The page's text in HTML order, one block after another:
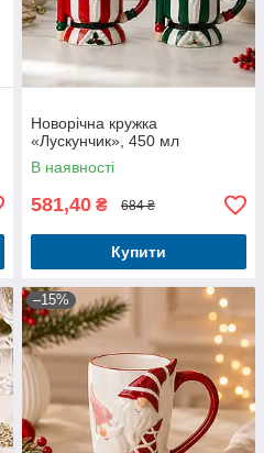
Новорічна кружка
«Лускунчик», 450 мл
В наявності
581,40 ₴ 684 ₴
Купити
–15%